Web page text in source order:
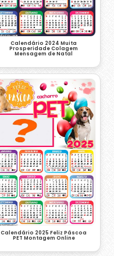
Calendário 2024 Muita
Prosperidade Colagem
Mensagem de Natal
Calendário 2025 Feliz Páscoa
PET Montagem Online